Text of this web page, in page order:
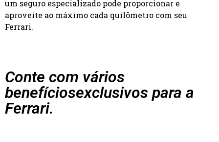
um seguro especializado pode proporcionar e
aproveite ao máximo cada quilômetro com seu
Ferrari.
Conte com vários
benefíciosexclusivos para a
Ferrari.